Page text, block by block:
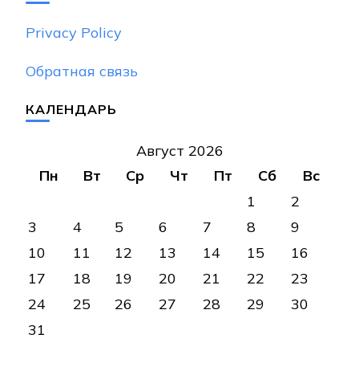
Privacy Policy
Обратная связь
КАЛЕНДАРЬ
Август 2026
Пн
Вт Ср Чт Пт Сб
Вс
1
2
3
4 5 6 7 8
9
10
11 12 13 14 15
16
17
18 19 20 21 22
23
24
25 26 27 28 29
30
31